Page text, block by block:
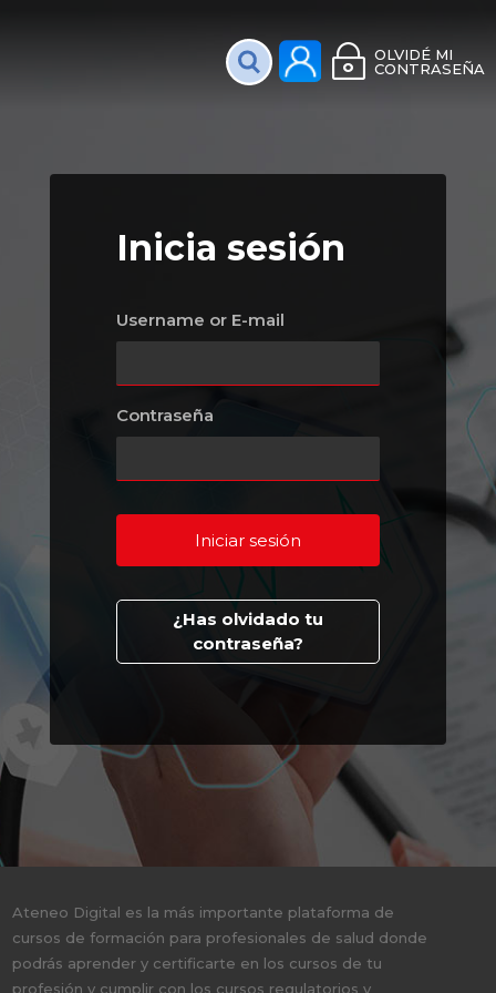
PlataformaOLVIDÉ MI
CONTRASEÑA
Inicia sesión
Username or E-mail
Contraseña
¿Has olvidado tu
contraseña?
Ateneo Digital es la más importante plataforma de
cursos de formación para profesionales de salud donde
podrás aprender y certificarte en los cursos de tu
profesión y cumplir con los cursos regulatorios y